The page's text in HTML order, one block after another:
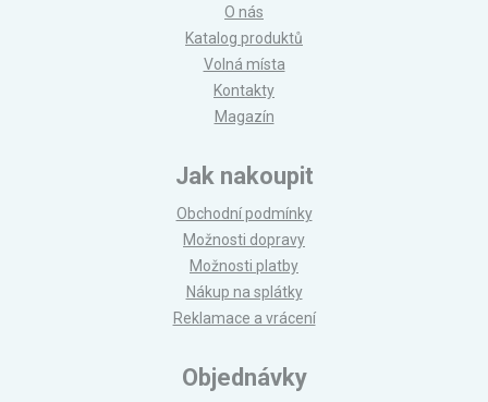
O nás
Katalog produktů
Volná místa
Kontakty
Magazín
Jak nakoupit
Obchodní podmínky
Možnosti dopravy
Možnosti platby
Nákup na splátky
Reklamace a vrácení
Objednávky